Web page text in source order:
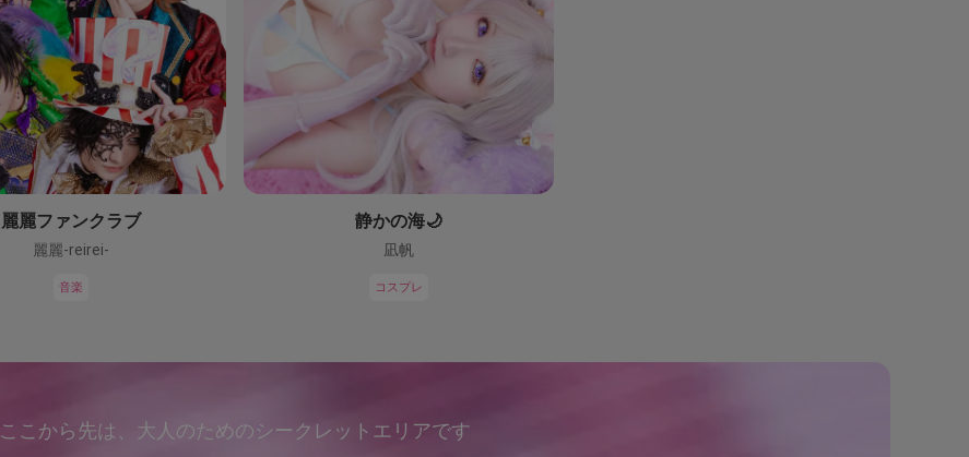
麗麗ファンクラブ
麗麗-reirei-
音楽
静かの海🌙
凪帆
コスプレ
ここから先は、大人のためのシークレットエリアです